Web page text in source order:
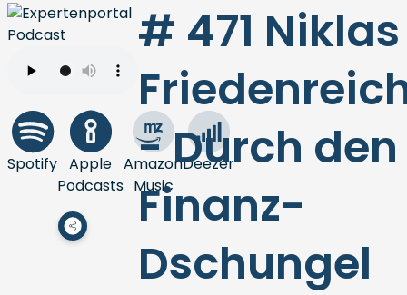
Spotify Apple
Podcasts
Amazon
Music
Deezer
# 471 Niklas
- Durch den
Finanz-
Dschungel